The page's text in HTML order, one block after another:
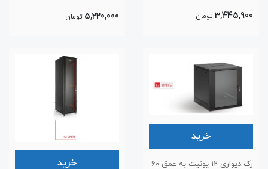
3,445,900 تومان 5,220,000 تومان
خرید
رک دیواری 12 یونیت به عمق 60
خرید